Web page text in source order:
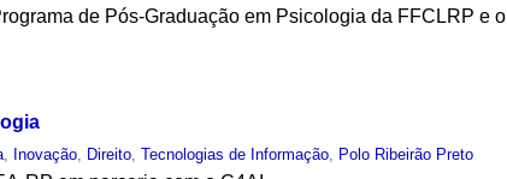
de Pós-Graduação em Psicologia da FFCLRP e o
, Inovação, Direito,Tecnologias de Informação, Polo Ribeirão Preto